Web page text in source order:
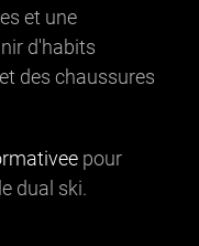
et une
d'habits
des chaussures
pour
dual ski.